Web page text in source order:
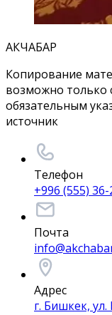
АКЧАБАР
Копирование
возможно только
обязательным
источник
Телефон
+996 (555)
Почта
Адрес
г. Бишкек, ул.